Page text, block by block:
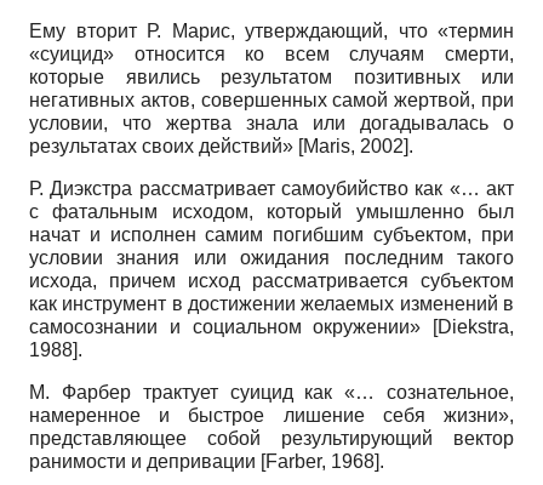
Ему вторит Р. Марис, утверждающий, что «термин
«суицид» относится ко всем случаям смерти,
которые явились результатом позитивных или
негативных актов, совершенных самой жертвой, при
условии, что жертва знала или догадывалась о
результатах своих действий» [Maris, 2002].
Р. Диэкстра рассматривает самоубийство как «… акт
с фатальным исходом, который умышленно был
начат и исполнен самим погибшим субъектом, при
условии знания или ожидания последним такого
исхода, причем исход рассматривается субъектом
как инструмент в достижении желаемых изменений в
самосознании и социальном окружении»
[Diekstra,
1988].
М. Фарбер трактует суицид как «… сознательное,
намеренное и быстрое лишение себя жизни»,
представляющее собой результирующий вектор
ранимости и депривации [Farber, 1968].